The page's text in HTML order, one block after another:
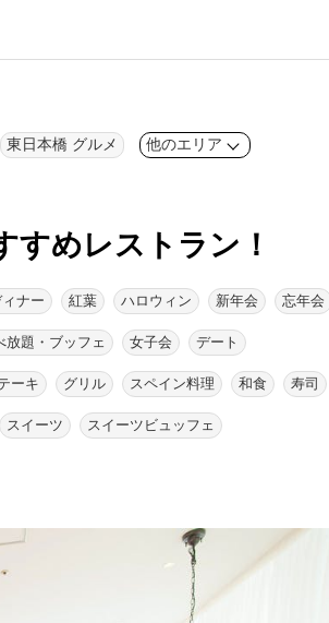
東日本橋 グルメ 他のエリア
すめレストラン！
ナー 紅葉 ハロウィン 新年会 忘年会
放題・ブッフェ 女子会 デート
ーキ グリル スペイン料理 和食 寿司
スイーツ スイーツビュッフェ